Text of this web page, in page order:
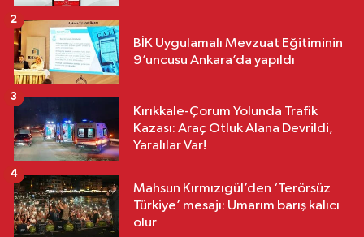
BİK Uygulamalı Mevzuat Eğitiminin
9’uncusu Ankara’da yapıldı
2
Kırıkkale-Çorum Yolunda Trafik
Kazası: Araç Otluk Alana Devrildi,
Yaralılar Var!
3
Mahsun Kırmızıgül’den ‘Terörsüz
Türkiye’ mesajı: Umarım barış kalıcı
olur
4